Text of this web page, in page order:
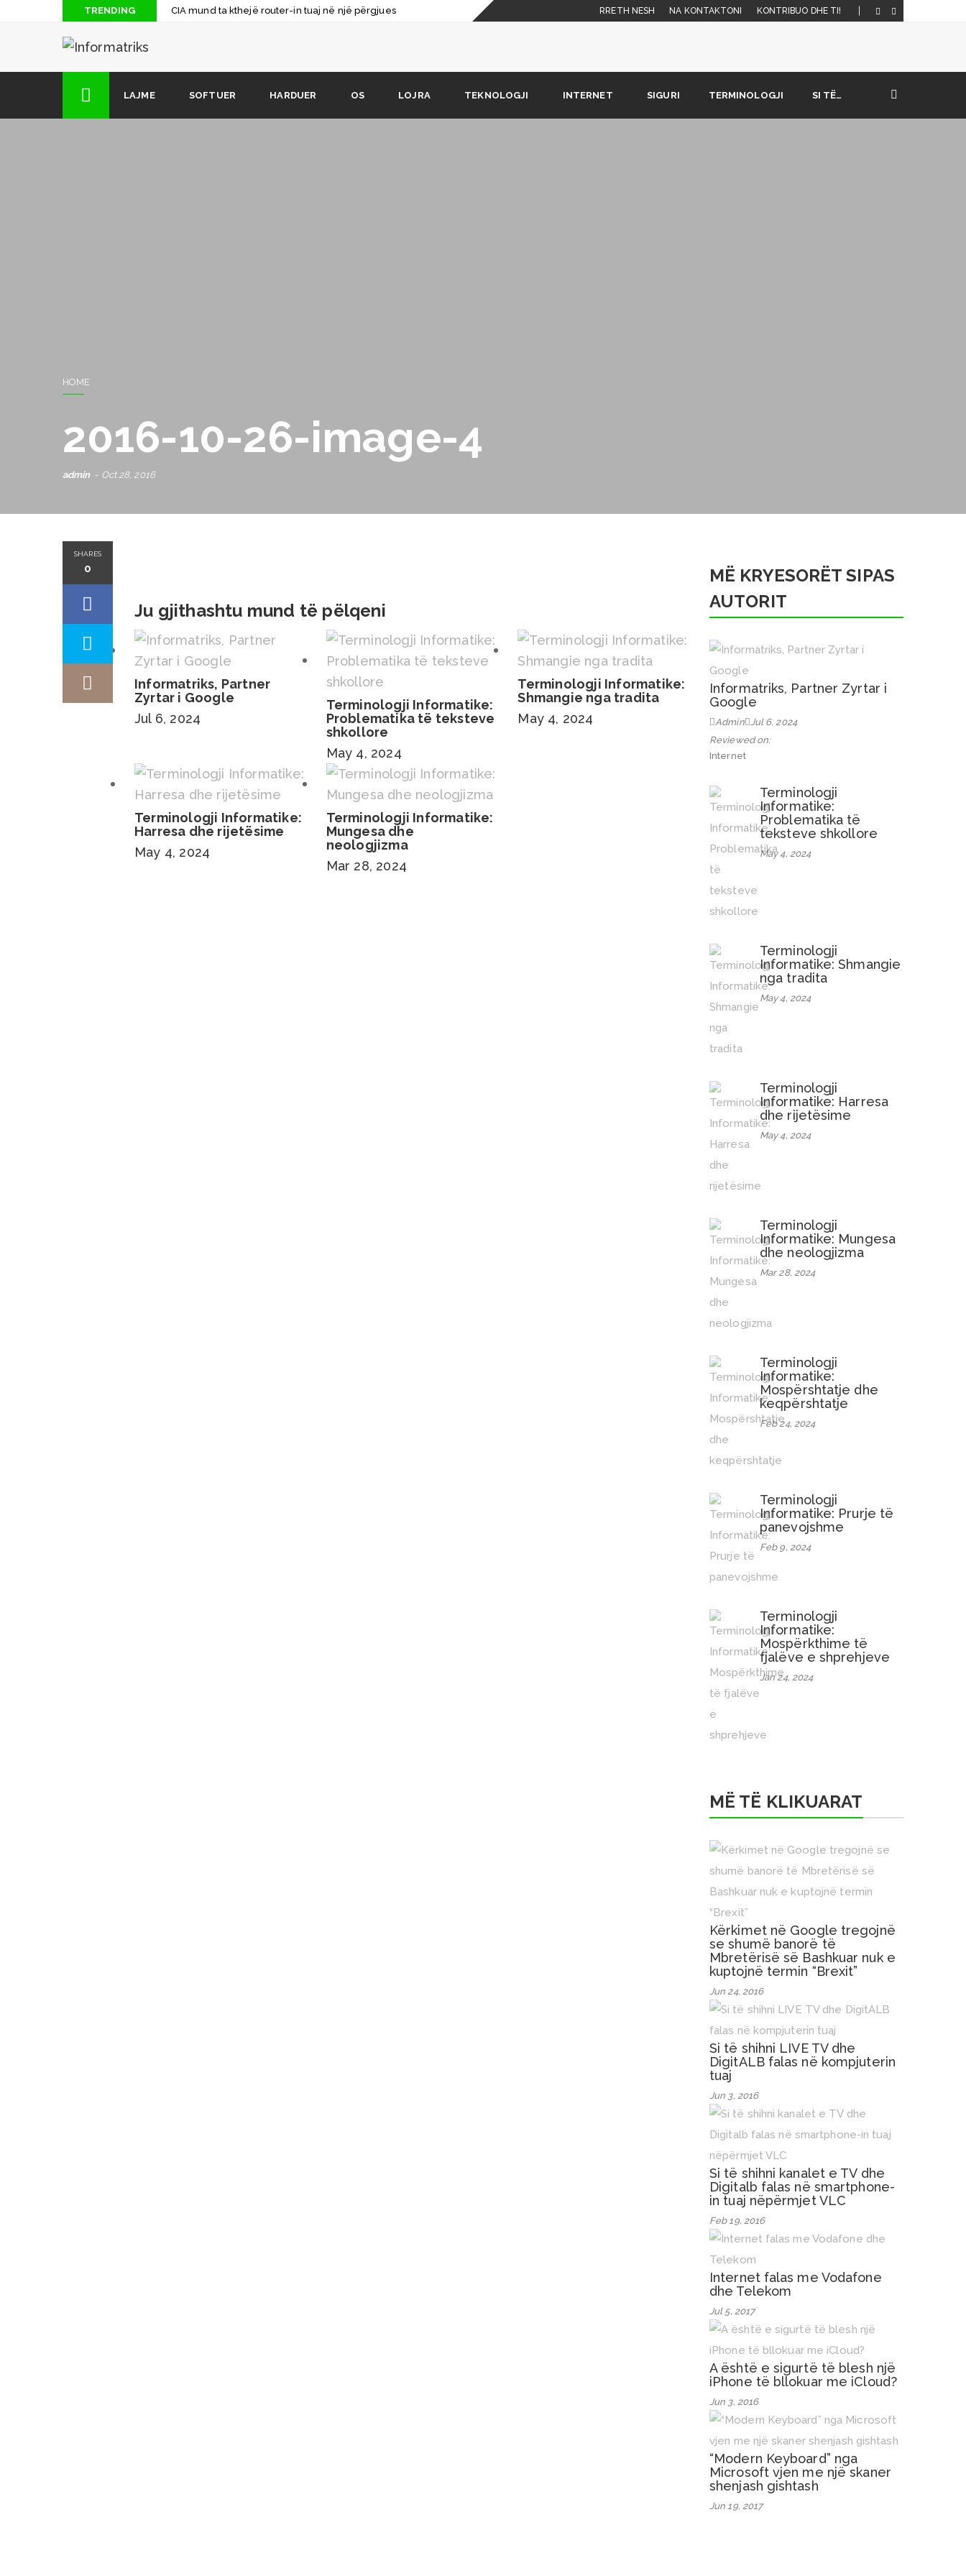
TRENDING
CIA mund ta kthejë router-in tuaj në një përgjues
Dhjetë gjërat që nuk i dinit për Nikola Tesla
RRETH NESH NA KONTAKTONI KONTRIBUO DHE TI!
LAJME SOFTUER HARDUER OS LOJRA TEKNOLOGJI INTERNET SIGURI TERMINOLOGJI SI TË…
HOME
2016-10-26-image-4
admin Oct 28, 2016
SHARES
0
Ju gjithashtu mund të pëlqeni
Informatriks, Partner
Zyrtar i Google
Jul 6, 2024
Terminologji Informatike:
Problematika të teksteve
shkollore
May 4, 2024
Terminologji Informatike:
Shmangie nga tradita
May 4, 2024
Terminologji Informatike:
Harresa dhe rijetësime
May 4, 2024
Terminologji Informatike:
Mungesa dhe
neologjizma
Mar 28, 2024
MË KRYESORËT SIPAS
AUTORIT
Informatriks, Partner Zyrtar i
Google
Admin Jul 6, 2024
Reviewed on:
Internet
Terminologji
Informatike:
Problematika të
teksteve shkollore
May 4, 2024
Terminologji
Informatike: Shmangie
nga tradita
May 4, 2024
Terminologji
Informatike: Harresa
dhe rijetësime
May 4, 2024
Terminologji
Informatike: Mungesa
dhe neologjizma
Mar 28, 2024
Terminologji
Informatike:
Mospërshtatje dhe
keqpërshtatje
Feb 24, 2024
Terminologji
Informatike: Prurje të
panevojshme
Feb 9, 2024
Terminologji
Informatike:
Mospërkthime të
fjalëve e shprehjeve
Jan 24, 2024
MË TË KLIKUARAT
Kërkimet në Google tregojnë
se shumë banorë të
Mbretërisë së Bashkuar nuk e
kuptojnë termin “Brexit”
Jun 24, 2016
Si të shihni LIVE TV dhe
DigitALB falas në kompjuterin
tuaj
Jun 3, 2016
Si të shihni kanalet e TV dhe
Digitalb falas në smartphone-
in tuaj nëpërmjet VLC
Feb 19, 2016
Internet falas me Vodafone
dhe Telekom
Jul 5, 2017
A është e sigurtë të blesh një
iPhone të bllokuar me iCloud?
Jun 3, 2016
“Modern Keyboard” nga
Microsoft vjen me një skaner
shenjash gishtash
Jun 19, 2017